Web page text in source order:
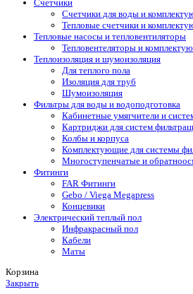
Счетчики
Счетчики для воды и
Тепловые счетчики и
Тепловые насосы и тепловентиляторы
Тепловентеляторы и
Теплоизоляция и шумоизоляция
Для теплого пола
Изоляция для труб
Шумоизоляция
Фильтры для воды и водоподготовка
Кабинетные умягчители и
Картриджи для систем
Колбы и корпуса
Комплектующие для системы
Многоступенчатые и
Фитинги
FAR Фитинги
Gebo / Viega Megapress
Концевики
Электрический теплый пол
Инфракрасный пол
Кабели
Маты
Корзина
Закрыть